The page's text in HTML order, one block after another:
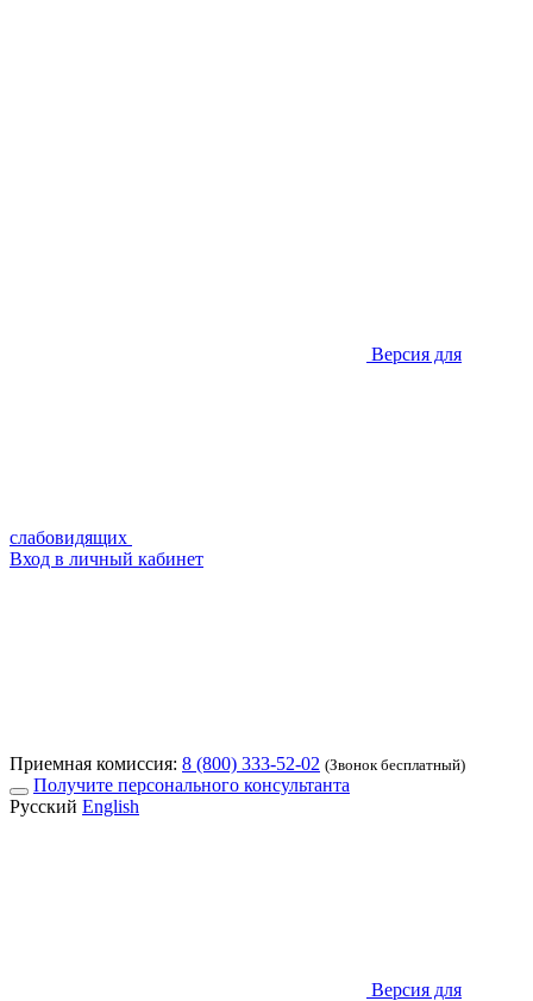
Версия для
слабовидящих
Вход в личный кабинет
Приемная комиссия: 8 (800) 333-52-02 (Звонок бесплатный)
Получите персонального консультанта
Русский English
Версия для